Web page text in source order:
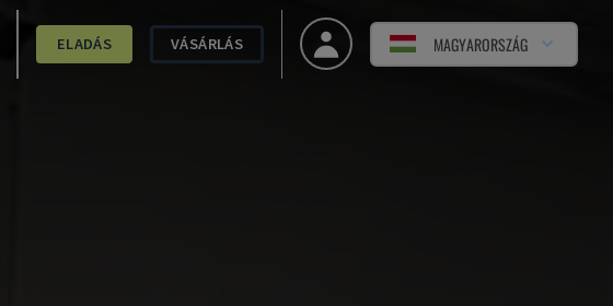
ELADÁS VÁSÁRLÁS MAGYARORSZÁG